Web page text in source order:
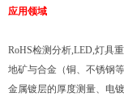
应用领域
RoHS检测分析,LED,灯具
地矿与合金（铜、不锈钢
金属镀层的厚度测量、电